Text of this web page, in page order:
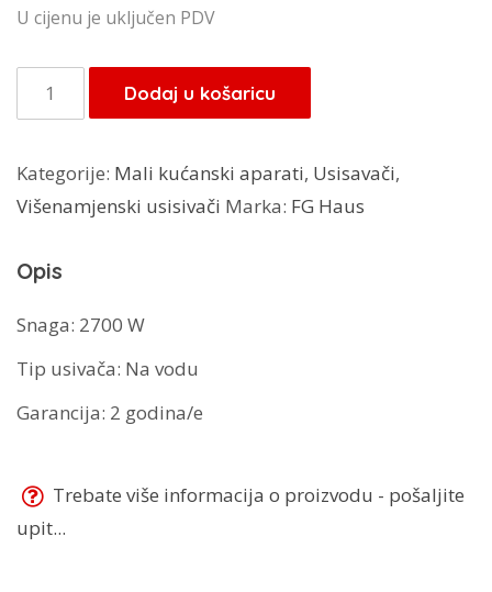
U cijenu je uključen PDV
usisivač
vodu
FJ-
količina
Dodaj u košaricu
Kategorije: Mali kućanski aparati, Usisavači,
Višenamjenski usisivači Marka: FG Haus
Opis
Snaga: 2700 W
Tip usivača: Na vodu
Garancija: 2 godina/e
Trebate više informacija o proizvodu - pošaljite
upit...